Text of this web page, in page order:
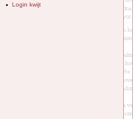
Login kwijt